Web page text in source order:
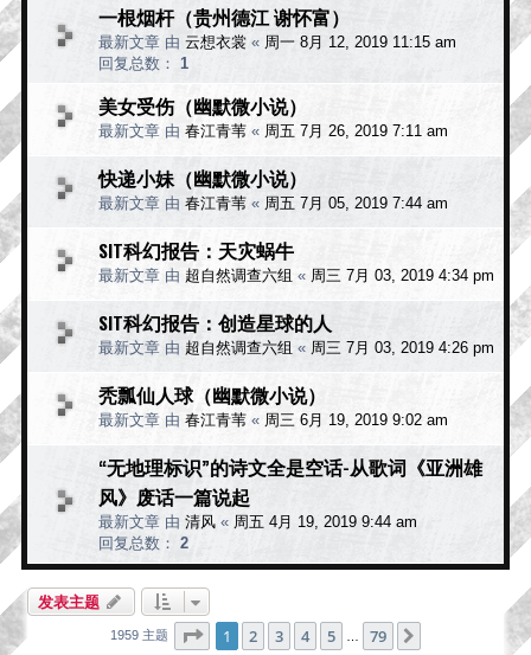
一根烟杆（贵州德江 谢怀富）
最新文章 由 云想衣裳 « 周一 8月 12, 2019 11:15 am
回复总数： 1
美女受伤（幽默微小说）
最新文章 由 春江青苇 « 周五 7月 26, 2019 7:11 am
快递小妹（幽默微小说）
最新文章 由 春江青苇 « 周五 7月 05, 2019 7:44 am
SIT科幻报告：天灾蜗牛
最新文章 由 超自然调查六组 « 周三 7月 03, 2019 4:34 pm
SIT科幻报告：创造星球的人
最新文章 由 超自然调查六组 « 周三 7月 03, 2019 4:26 pm
秃瓢仙人球（幽默微小说）
最新文章 由 春江青苇 « 周三 6月 19, 2019 9:02 am
“无地理标识”的诗文全是空话-从歌词《亚洲雄
风》废话一篇说起
最新文章 由 清风 « 周五 4月 19, 2019 9:44 am
回复总数： 2
发表主题
1959 主题 分页：1 79
1 2 3 4 5 79